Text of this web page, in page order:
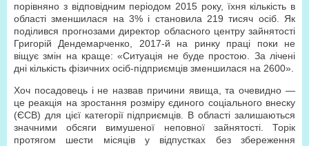
порівняно з відповідним періодом 2015 року, їхня кількість в
області зменшилася на 3% і становила 219 тисяч осіб. Як
поділився прогнозами директор обласного центру зайнятості
Григорій Дендемарченко, 2017-й на ринку праці поки не
віщує змін на краще: «Ситуація не буде простою. За лічені
дні кількість фізичних осіб-підприємців зменшилася на 2600».
Хоч посадовець і не назвав причини явища, та очевидно —
це реакція на зростання розміру єдиного соціального внеску
(ЄСВ) для цієї категорії підприємців. В області залишаються
значними обсяги вимушеної неповної зайнятості. Торік
протягом шести місяців у відпустках без збереження